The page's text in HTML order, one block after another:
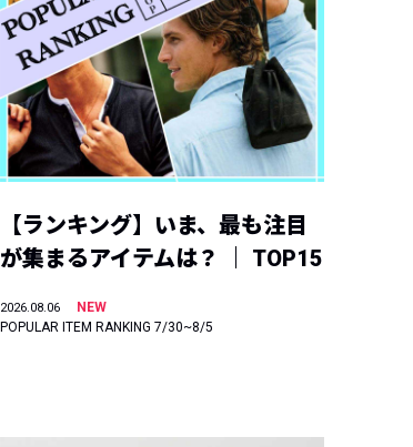
【ランキング】いま、最も注目
が集まるアイテムは？ ｜ TOP15
2026.08.06
NEW
POPULAR ITEM RANKING 7/30~8/5